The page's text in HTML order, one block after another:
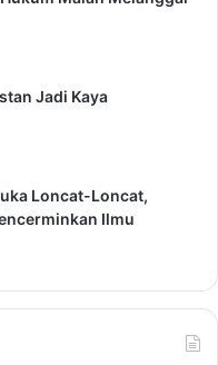
Jadi Kaya
Loncat-Loncat,
Ilmu